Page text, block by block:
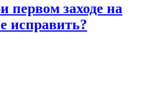
первом заходе на
исправить?